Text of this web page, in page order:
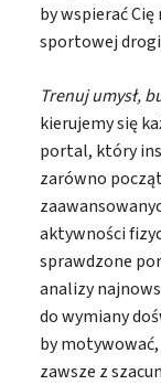
by wspierać
sportowej
Trenuj umysł,
kierujemy się
portal, który
zarówno
aktywności
sprawdzone
analizy
do wymiany
by
zawsze z